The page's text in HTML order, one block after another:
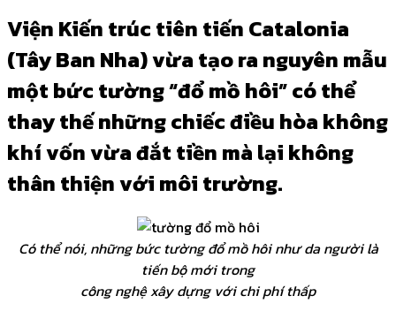
Viện Kiến trúc tiên tiến Catalonia
(Tây Ban Nha) vừa tạo ra nguyên mẫu
một bức tường “đổ mồ hôi” có thể
thay thế những chiếc điều hòa không
khí vốn vừa đắt tiền mà lại không
thân thiện với môi trường.
Có thể nói, những bức tường đổ mồ hôi như da người là
tiến bộ mới trong
công nghệ xây dựng với chi phí thấp